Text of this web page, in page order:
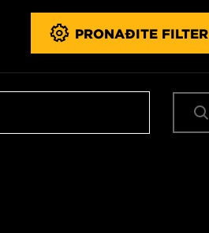
PRONAĐITE FILTER